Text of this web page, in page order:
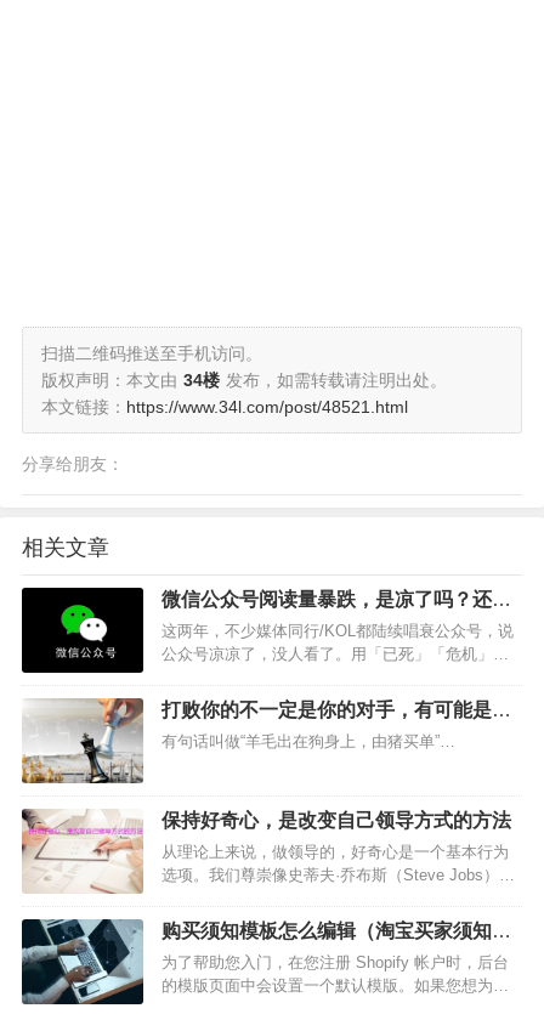
扫描二维码推送至手机访问。
版权声明：本文由 34楼 发布，如需转载请注明出处。
本文链接： https://www.34l.com/post/48521.html
分享给朋友：
相关文章
微信公众号阅读量暴跌，是凉了吗？还是
另有乾坤
这两年，不少媒体同行/KOL都陆续唱衰公众号，说
公众号凉凉了，没人看了。用「已死」「危机」
情况在订阅号改版成信息流推荐后，情况更盛。…
打败你的不一定是你的对手，有可能是一
个过路人
有句话叫做“羊毛出在狗身上，由猪买单”…
保持好奇心，是改变自己领导方式的方法
从理论上来说，做领导的，好奇心是一个基本行为
选项。我们尊崇像史蒂夫·乔布斯（Steve Jobs）和
业领袖，商业期刊也经常赞美好奇心是如何宝贵。
但在日常实践中，谁有时间好奇这、好奇那…
购买须知模板怎么编辑（淘宝买家须知免
费素材）
为了帮助您入门，在您注册 Shopify 帐户时，后台
的模版页面中会设置一个默认模版。如果您想为在